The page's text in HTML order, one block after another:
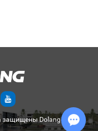
защищеныDolang